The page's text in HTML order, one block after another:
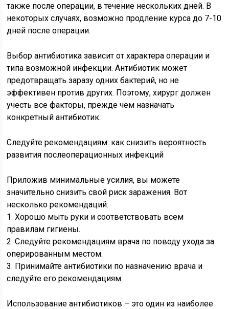
также после операции, в течение нескольких дней. В
некоторых случаях, возможно продление курса до 7-10
дней после операции.
Выбор антибиотика зависит от характера операции и
типа возможной инфекции. Антибиотик может
предотвращать заразу одних бактерий, но не
эффективен против других. Поэтому, хирург должен
учесть все факторы, прежде чем назначать
конкретный антибиотик.
Следуйте рекомендациям: как снизить вероятность
развития послеоперационных инфекций
Приложив минимальные усилия, вы можете
значительно снизить свой риск заражения. Вот
несколько рекомендаций:
1. Хорошо мыть руки и соответствовать всем
правилам гигиены.
2. Следуйте рекомендациям врача по поводу ухода за
оперированным местом.
3. Принимайте антибиотики по назначению врача и
следуйте его рекомендациям.
Использование антибиотиков – это один из наиболее